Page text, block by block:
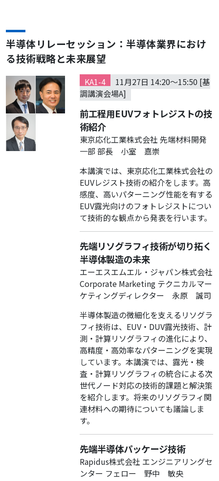
半導体リレーセッション：半導体業界におけ
る技術戦略と未来展望
KA1-4
11月27日 14:20～15:50 [基
調講演会場A]
前工程用EUVフォトレジストの技
術紹介
東京応化工業株式会社 先端材料開発
一部 部長 小室 嘉崇
本講演では、東京応化工業株式会社の
EUVレジスト技術の紹介をします。高
感度、高いパターニング性能を有する
EUV露光向けのフォトレジストについ
て技術的な観点から発表を行います。
先端リソグラフィ技術が切り拓く
半導体製造の未来
エーエスエムエル・ジャパン株式会社
Corporate Marketing テクニカルマー
ケティングディレクター 永原 誠司
半導体製造の微細化を支えるリソグラ
フィ技術は、EUV・DUV露光技術、計
測・計算リソグラフィの進化により、
高精度・高効率なパターニングを実現
しています。本講演では、露光・検
査・計算リソグラフィの統合による次
世代ノード対応の技術的課題と解決策
を紹介します。将来のリソグラフィ関
連材料への期待についても議論しま
す。
先端半導体パッケージ技術
Rapidus株式会社 エンジニアリングセ
ンター フェロー 野中 敏央